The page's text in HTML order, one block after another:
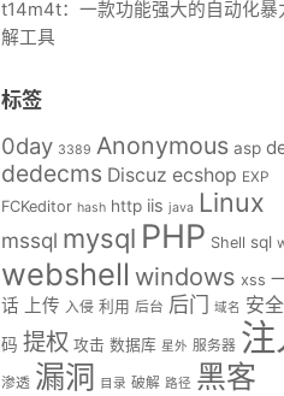
t14m4t：一款功能强大的自动化暴
解工具
标签
0day 3389 Anonymous asp
dedecms Discuz ecshop EXP
FCKeditor hash http iis java Linux
mssql mysql PHP Shell sql
webshell windows xss
话
上传 入侵 利用 后台 后门 域名 安全
码 提权 攻击 数据库 星外 服务器 注
渗透 漏洞 目录 破解 路径 黑客